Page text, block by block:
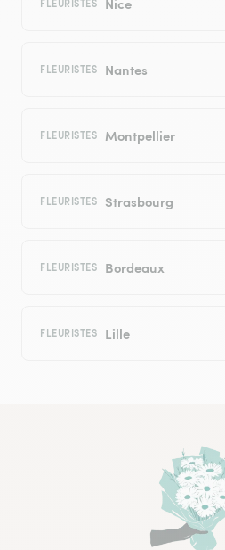
FLEURISTES
FLEURISTES Nantes
FLEURISTES Montpellier
FLEURISTES Strasbourg
FLEURISTES Bordeaux
FLEURISTES Lille